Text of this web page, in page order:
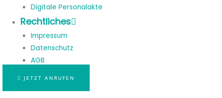
Digitale Personalakte
Rechtliches
Impressum
Datenschutz
AGB
JETZT ANRUFEN